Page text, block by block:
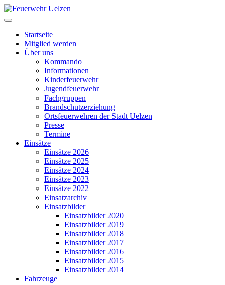
Startseite
Mitglied werden
Über uns
Kommando
Informationen
Kinderfeuerwehr
Jugendfeuerwehr
Fachgruppen
Brandschutzerziehung
Ortsfeuerwehren der Stadt Uelzen
Presse
Termine
Einsätze
Einsätze 2026
Einsätze 2025
Einsätze 2024
Einsätze 2023
Einsätze 2022
Einsatzarchiv
Einsatzbilder
Einsatzbilder 2020
Einsatzbilder 2019
Einsatzbilder 2018
Einsatzbilder 2017
Einsatzbilder 2016
Einsatzbilder 2015
Einsatzbilder 2014
Fahrzeuge